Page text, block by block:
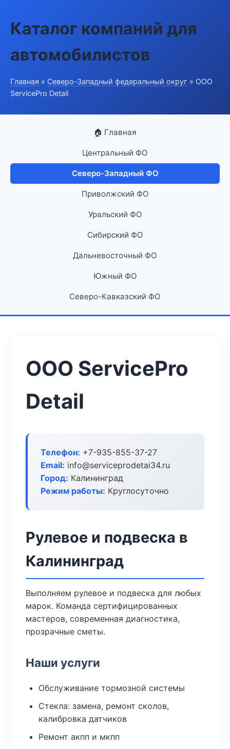
Каталог компаний для
автомобилистов
Главная » Северо-Западный федеральный округ » ООО
ServicePro Detail
🏠 Главная
Центральный ФО
Северо-Западный ФО
Приволжский ФО
Уральский ФО
Сибирский ФО
Дальневосточный ФО
Южный ФО
Северо-Кавказский ФО
ООО ServicePro
Detail
Телефон: +7-935-855-37-27
Email: info@serviceprodetai34.ru
Город: Калининград
Режим работы: Круглосуточно
Рулевое и подвеска в
Калининград
Выполняем рулевое и подвеска для любых
марок. Команда сертифицированных
мастеров, современная диагностика,
прозрачные сметы.
Наши услуги
Обслуживание тормозной системы
Стекла: замена, ремонт сколов,
калибровка датчиков
Ремонт акпп и мкпп